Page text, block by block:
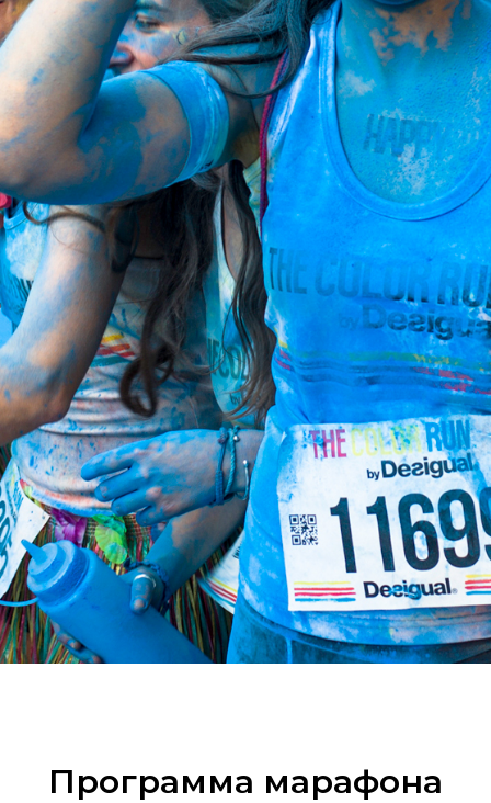
Программа марафона